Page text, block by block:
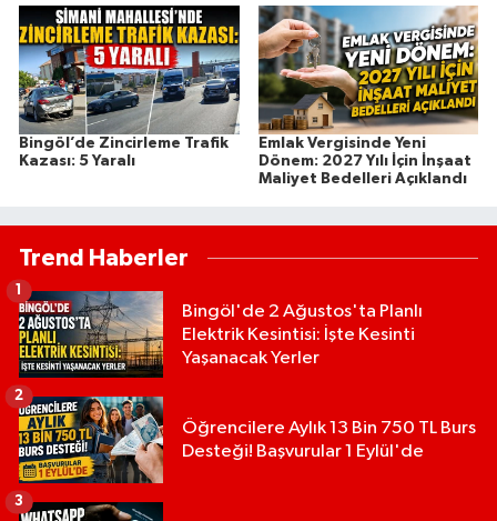
Bingöl’de Zincirleme Trafik
Kazası: 5 Yaralı
Emlak Vergisinde Yeni
Dönem: 2027 Yılı İçin İnşaat
Maliyet Bedelleri Açıklandı
Trend Haberler
Bingöl'de 2 Ağustos'ta Planlı
Elektrik Kesintisi: İşte Kesinti
Yaşanacak Yerler
Öğrencilere Aylık 13 Bin 750 TL Burs
Desteği! Başvurular 1 Eylül'de
2
3